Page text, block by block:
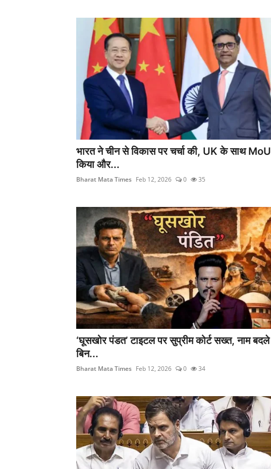
भारत ने चीन से विकास पर चर्चा की, UK के साथ MoU
किया और...
Bharat Mata Times Feb 12, 2026 0 35
‘घूसखोर पंडत’ टाइटल पर सुप्रीम कोर्ट सख्त, नाम बदले
बिन...
Bharat Mata Times Feb 12, 2026 0 34